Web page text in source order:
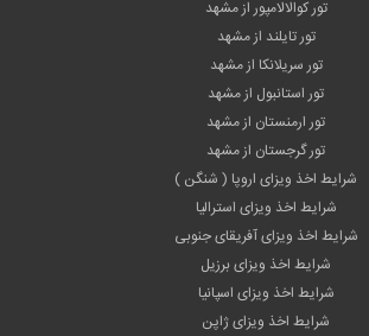
تور کوالالامپور از مشهد
تور تایلند از مشهد
تور سریلانکا از مشهد
تور استانبول از مشهد
تور ارمنستان از مشهد
تور گرجستان از مشهد
شرایط اخذ ویزای اروپا ( شنگن )
شرایط اخذ ویزای استرالیا
شرایط اخذ ویزای آفریقای جنوبی
شرایط اخذ ویزای برزیل
شرایط اخذ ویزای اسپانیا
شرایط اخذ ویزای ژاپن